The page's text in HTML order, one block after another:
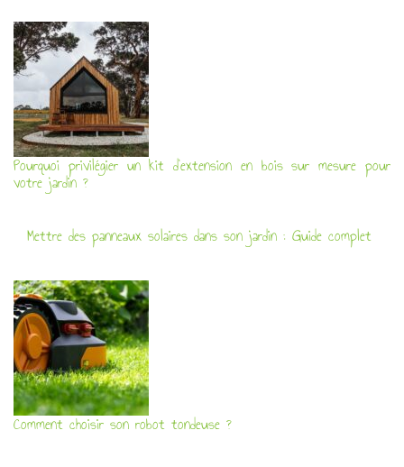
Pourquoi privilégier un kit d’extension en bois sur mesure pour
votre jardin ?
Mettre des panneaux solaires dans son jardin : Guide complet
Comment choisir son robot tondeuse ?